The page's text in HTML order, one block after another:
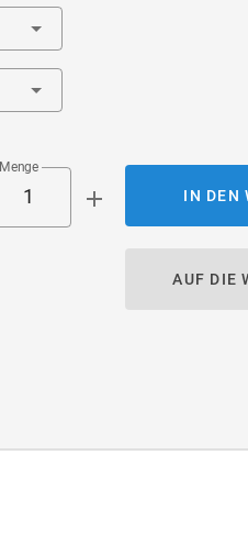
Menge
IN DEN
AUF DIE